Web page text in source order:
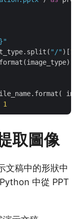
"/" )[1
1
取圖像
文稿中的形狀中
中從 PPT